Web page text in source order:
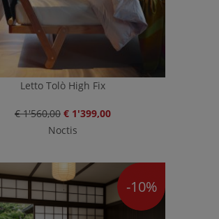
Letto Tolò High Fix
€ 1'560,00 € 1'399,00
Noctis
-10%